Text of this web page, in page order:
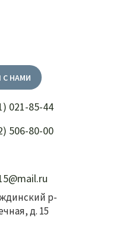
021-85-44
506-80-00
р-
д. 15
С НАМИ